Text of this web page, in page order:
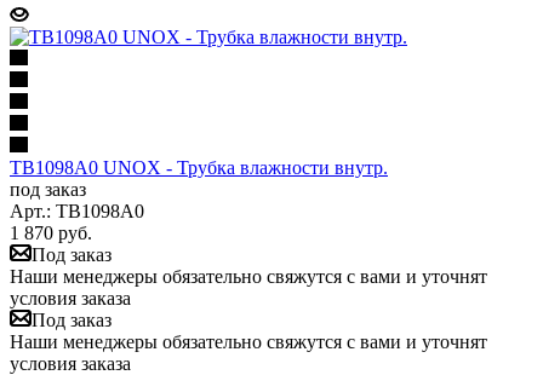
TB1098A0 UNOX - Трубка влажности внутр.
под заказ
Арт.: TB1098A0
1 870 руб.
Под заказ
Наши менеджеры обязательно свяжутся с вами и уточнят
условия заказа
Под заказ
Наши менеджеры обязательно свяжутся с вами и уточнят
условия заказа